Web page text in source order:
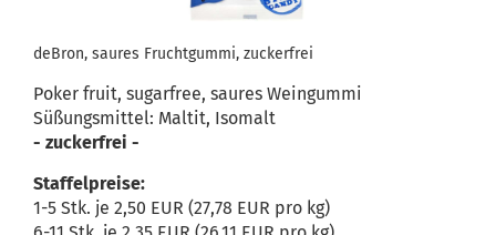
deBron, saures Fruchtgummi, zuckerfrei
Poker fruit, sugarfree, saures Weingummi
Süßungsmittel: Maltit, Isomalt
- zuckerfrei -
Staffelpreise:
1-5 Stk. je 2,50 EUR (27,78 EUR pro kg)